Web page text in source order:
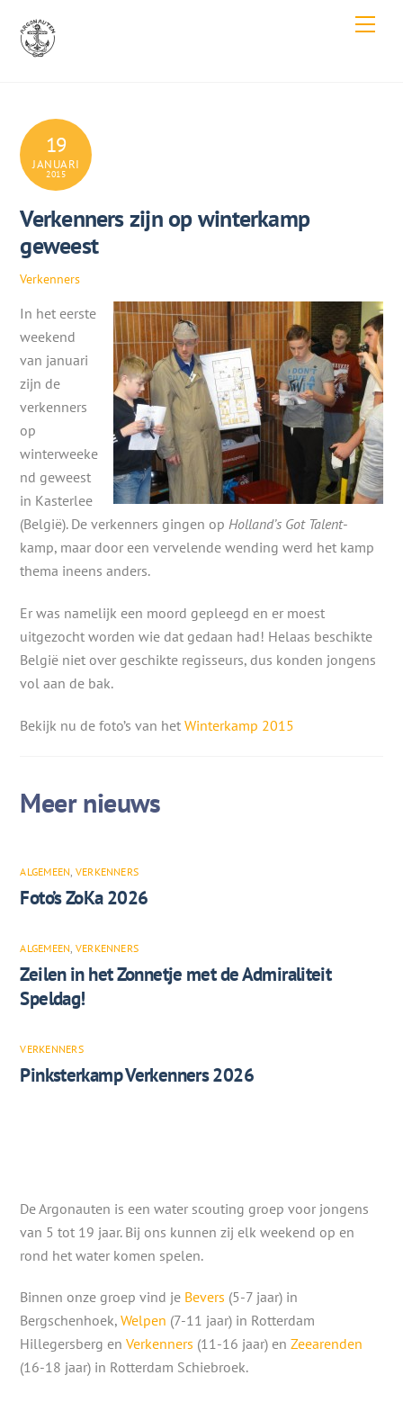
content
19
JANUARI
2015
Verkenners zijn op winterkamp
geweest
Verkenners
In het eerste
weekend
van januari
zijn de
verkenners
op
winterweeke
nd geweest
in Kasterlee
(België). De verkenners gingen opHolland’s Got Talent-
kamp, maar door een vervelende wending werd het kamp
thema ineens anders.
Er was namelijk een moord gepleegd en er moest
uitgezocht worden wie dat gedaan had! Helaas beschikte
België niet over geschikte regisseurs, dus konden jongens
vol aan de bak.
Bekijk nu de foto’s van hetWinterkamp 2015
ALGEMEEN VERKENNERS
Foto’s ZoKa 2026
ALGEMEEN VERKENNERS
Zeilen in het Zonnetje met de Admiraliteit
Speldag!
VERKENNERS
Pinksterkamp Verkenners 2026
De Argonauten is een water scouting groep voor jongens
van 5 tot 19 jaar. Bij ons kunnen zij elk weekend op en
rond het water komen spelen.
Binnen onze groep vind je Bevers (5-7 jaar) in
Bergschenhoek,Welpen (7-11 jaar) in Rotterdam
Hillegersberg enVerkenners (11-16 jaar) enZeearenden
(16-18 jaar) in Rotterdam Schiebroek.